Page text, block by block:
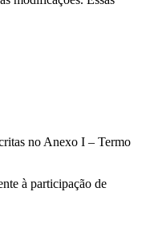
no Anexo I – Termo
à participação de